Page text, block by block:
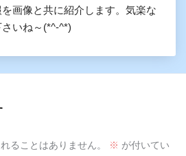
画像と共に紹介します。気楽な
いね～(*^-^*)
ることはありません。 ※ が付いてい